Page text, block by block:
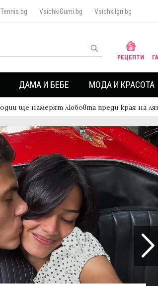
Tennis.bg VsichkiGumi.bg VsichkiIgri.bg
РЕЦЕПТИ
ДАМА И БЕБЕ МОДА И КРАСОТА
ще намерят любовта преди края на